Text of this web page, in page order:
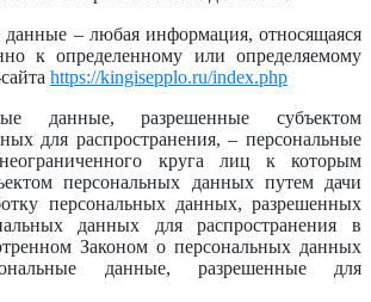
данные – любая информация, относящаяся
к определенному или определяемому
https://kingisepplo.ru/index.php
данные, разрешенные субъектом
для распространения, – персональные
круга лиц к которым
персональных данных путем дачи
персональных данных, разрешенных
данных для распространения в
Законом о персональных данных
данные, разрешенные для